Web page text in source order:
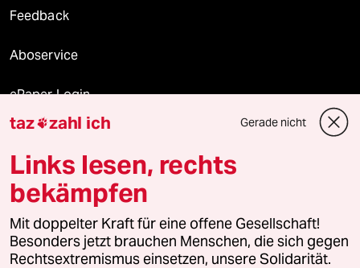
Feedback
Aboservice
ePaper Login
Downloads für Abonnierende
© 2026 taz Verlags und Vertriebs GmbH
Alle Rechte vorbehalten. Bei rechtlichen Fragen oder für Genehmigungen
wenden Sie sich bitte an
lizenzen@taz.de
taz zahl ich Gerade nicht
Links lesen, rechts
bekämpfen
Mit doppelter Kraft für eine offene Gesellschaft!
Besonders jetzt brauchen Menschen, die sich gegen
Rechtsextremismus einsetzen, unsere Solidarität.